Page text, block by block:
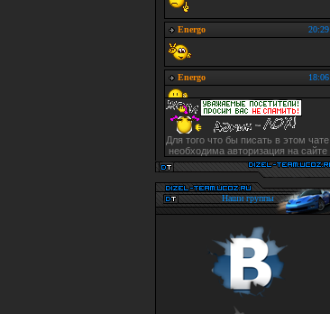
Для того что бы писать в этом чате
необходима авторизация на сайте
Наши группы